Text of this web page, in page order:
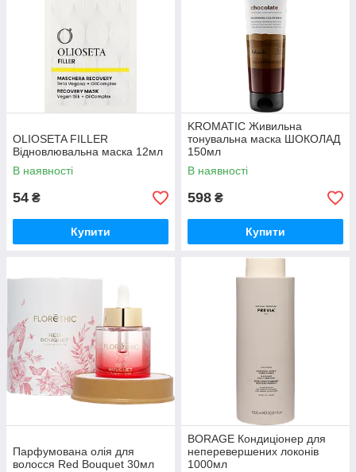
OLIOSETA FILLER
Відновлювальна маска 12мл
В наявності
54 ₴
Купити
KROMATIC Живильна
тонувальна маска ШОКОЛАД
150мл
В наявності
598 ₴
Купити
Парфумована олія для
волосся Red Bouquet 30мл
BORAGE Кондиціонер для
неперевершених локонів
1000мл